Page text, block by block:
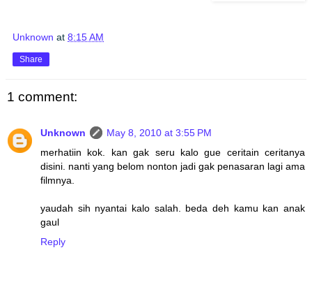
Unknown at 8:15 AM
Share
1 comment:
Unknown
May 8, 2010 at 3:55 PM
merhatiin kok. kan gak seru kalo gue ceritain ceritanya
disini. nanti yang belom nonton jadi gak penasaran lagi ama
filmnya.
yaudah sih nyantai kalo salah. beda deh kamu kan anak
gaul
Reply